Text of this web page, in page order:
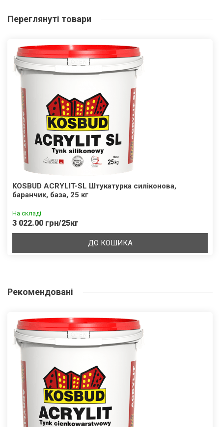
Переглянуті товари
KOSBUD ACRYLIT-SL Штукатурка силіконова,
баранчик, база, 25 кг
На складі
3 022.00 грн/25кг
ДО КОШИКА
Рекомендовані